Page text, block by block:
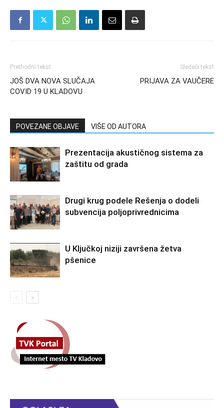
Prethodni tekst
JOŠ DVA NOVA SLUČAJA
COVID 19 U KLADOVU
Sledeći tekst
PRIJAVA ZA VAUČERE
POVEZANE OBJAVE VIŠE OD AUTORA
Prezentacija akustičnog sistema za
zaštitu od grada
Drugi krug podele Rešenja o dodeli
subvencija poljoprivrednicima
U Ključkoj niziji završena žetva
pšenice